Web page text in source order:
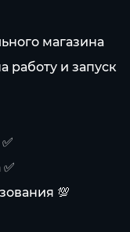
магазина
работу и запуск
💯